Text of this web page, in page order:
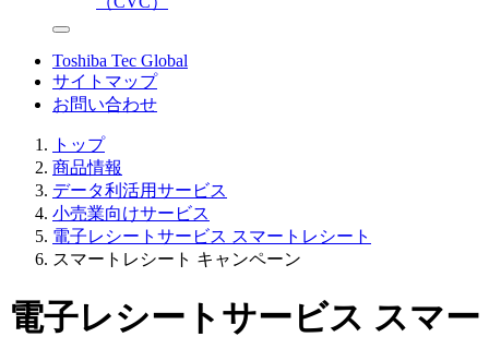
Toshiba Tec Global
サイトマップ
お問い合わせ
トップ
商品情報
データ利活用サービス
小売業向けサービス
電子レシートサービス スマートレシート
スマートレシート キャンペーン
電子レシートサービス スマー